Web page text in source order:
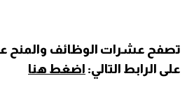
تصفح عشرات الوظائف والمنح
على الرابط التالي: اضغط هنا